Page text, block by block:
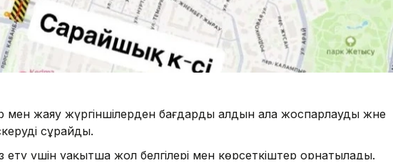
мен жаяу жүргіншілерден бағдарды алдын ала жоспарлауды және
сұрайды.
ету үшін уақытша жол белгілері мен көрсеткіштер орнатылады.